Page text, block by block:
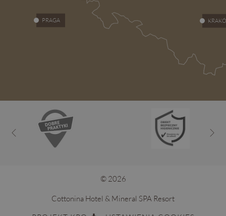
PRAGA
© 2026
Cottonina Hotel & Mineral SPA Resort